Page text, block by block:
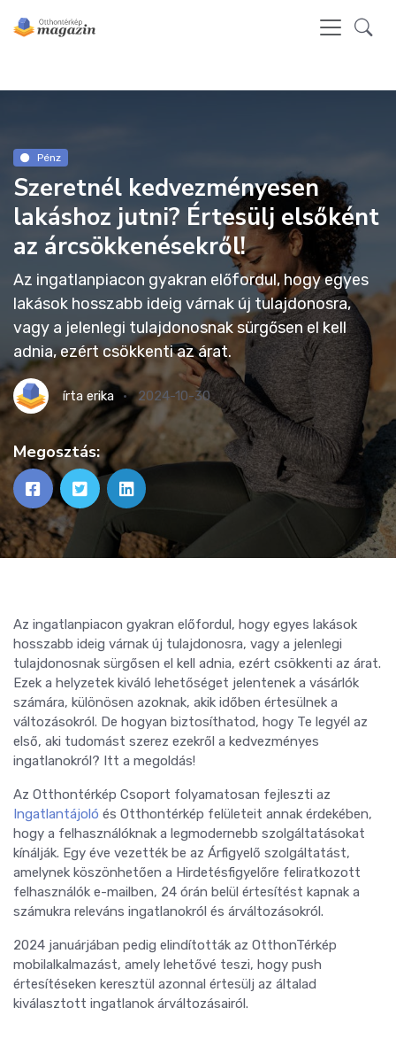
Pénz
Szeretnél kedvezményesen
lakáshoz jutni? Értesülj elsőként
az árcsökkenésekről!
Az ingatlanpiacon gyakran előfordul, hogy egyes
lakások hosszabb ideig várnak új tulajdonosra,
vagy a jelenlegi tulajdonosnak sürgősen el kell
adnia, ezért csökkenti az árat.
írtaerika 2024-10-30
Megosztás:
Az ingatlanpiacon gyakran előfordul, hogy egyes lakások
hosszabb ideig várnak új tulajdonosra, vagy a jelenlegi
tulajdonosnak sürgősen el kell adnia, ezért csökkenti az árat.
Ezek a helyzetek kiváló lehetőséget jelentenek a vásárlók
számára, különösen azoknak, akik időben értesülnek a
változásokról. De hogyan biztosíthatod, hogy Te legyél az
első, aki tudomást szerez ezekről a kedvezményes
ingatlanokról? Itt a megoldás!
Az Otthontérkép Csoport folyamatosan fejleszti az
Ingatlantájoló és Otthontérkép felületeit annak érdekében,
hogy a felhasználóknak a legmodernebb szolgáltatásokat
kínálják. Egy éve vezették be az Árfigyelő szolgáltatást,
amelynek köszönhetően a Hirdetésfigyelőre feliratkozott
felhasználók e-mailben, 24 órán belül értesítést kapnak a
számukra releváns ingatlanokról és árváltozásokról.
2024 januárjában pedig elindították az OtthonTérkép
mobilalkalmazást, amely lehetővé teszi, hogy push
értesítéseken keresztül azonnal értesülj az általad
kiválasztott ingatlanok árváltozásairól.